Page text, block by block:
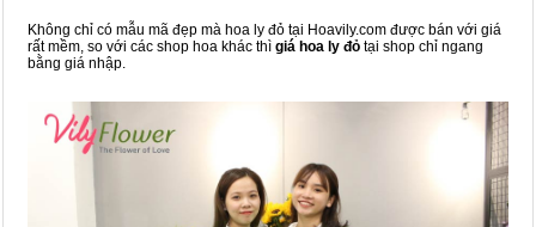
Không chỉ có mẫu mã đẹp mà hoa ly đỏ tại Hoavily.com được bán với giá
rất mềm, so với các shop hoa khác thì giá hoa ly đỏ tại shop chỉ ngang
bằng giá nhập.